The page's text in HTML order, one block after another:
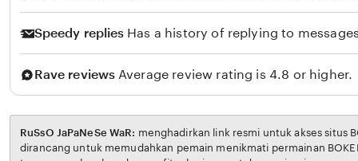
Speedy replies Has a history of replying to
Rave reviews Average review rating is 4.8 or higher.
RuSsO JaPaNeSe WaR:
dirancang untuk memudahkan pemain menikmati permainan BOKEP dengan aman dan